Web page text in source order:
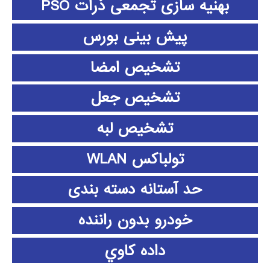
بهنیه سازی تجمعی ذرات PSO
پیش بینی بورس
تشخیص امضا
تشخیص جعل
تشخیص لبه
تولباکس WLAN
حد آستانه دسته بندی
خودرو بدون راننده
داده كاوي